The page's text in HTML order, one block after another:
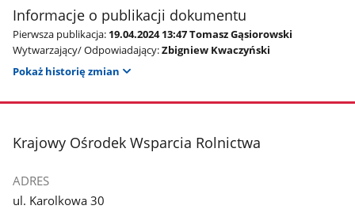
Informacje o publikacji dokumentu
Pierwsza publikacja: 19.04.2024 13:47 Tomasz Gąsiorowski
Wytwarzający/ Odpowiadający:Zbigniew Kwaczyński
Pokaż historię zmian
stopka
Krajowy Ośrodek Wsparcia Rolnictwa
ADRES
ul. Karolkowa 30